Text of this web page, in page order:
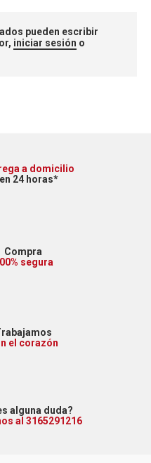
pueden escribir
iniciar sesión o
a domicilio
en 24 horas*
Compra
segura
el corazón
alguna duda?
al 3165291216